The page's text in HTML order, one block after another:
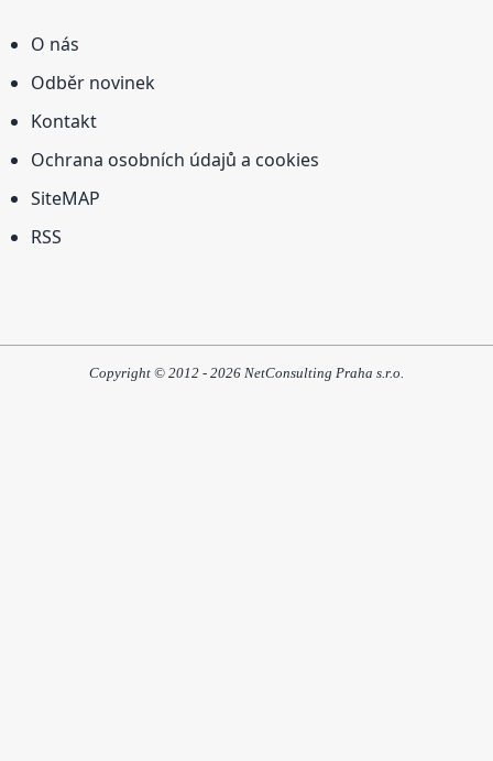
O nás
Odběr novinek
Kontakt
Ochrana osobních údajů a cookies
SiteMAP
RSS
Copyright © 2012 - 2026 NetConsulting Praha s.r.o.